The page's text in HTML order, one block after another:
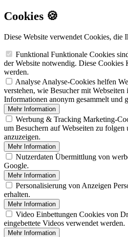
Cookies 🍪
Diese Website verwendet Cookies, die
Funktional Funktionale Cookies
der Website notwendig. Diese Cookies
werden.
Analyse Analyse-Cookies helfen
verstehen, wie Besucher mit Webseiten
Informationen anonym gesammelt und
Mehr Information
Werbung & Tracking Marketing-
um Besuchern auf Webseiten zu
anzuzeigen.
Mehr Information
Nutzerdaten Übermittlung von
Google.
Mehr Information
Personalisierung von Anzeigen
erhalten.
Mehr Information
Video Einbettungen Cookies von
eingebettete Videos verwendet werden.
Mehr Information